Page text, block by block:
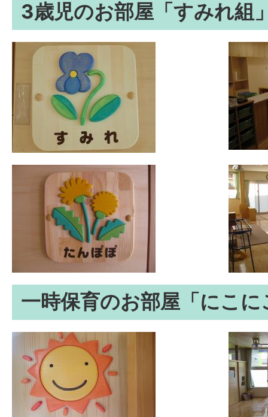
3歳児のお部屋「すみれ組
一時保育のお部屋「にこに